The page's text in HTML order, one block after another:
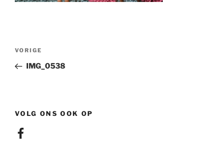
Berichtnavigatie
Vorig
bericht
VORIGE
IMG_0538
VOLG ONS OOK OP
Facebook